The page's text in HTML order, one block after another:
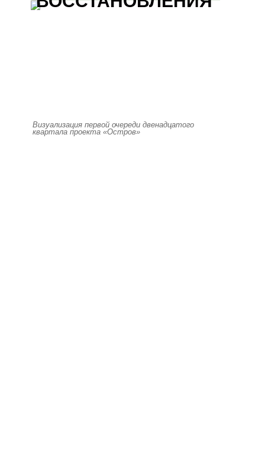
Визуализация первой очереди двенадцатого
квартала проекта «Остров»